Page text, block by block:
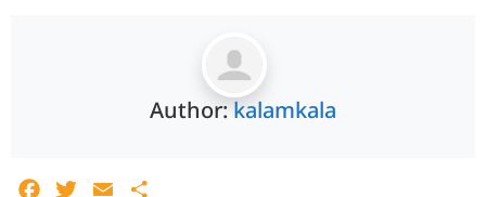
Author:kalamkala
FacebookTwitterEmail